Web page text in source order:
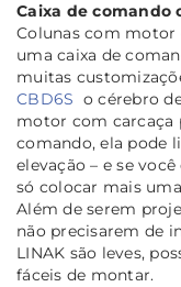
Caixa de comando
Colunas com motor
uma caixa de
muitas
CBD6S o cérebro
motor com carcaça
comando, ela pode
elevação – e se
só colocar mais
Além de serem
não precisarem de
LINAK são leves,
fáceis de montar.